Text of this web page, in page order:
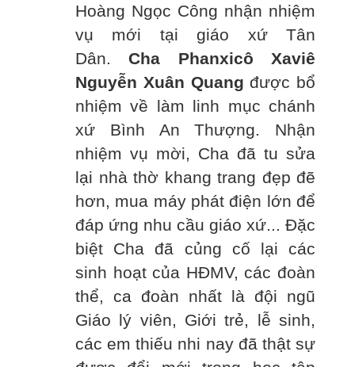
Hoàng Ngọc Công nhận nhiệm
vụ mới tại giáo xứ Tân
Dân. Cha Phanxicô Xaviê
Nguyễn Xuân Quang được bổ
nhiệm về làm linh mục chánh
xứ Bình An Thượng. Nhận
nhiệm vụ mời, Cha đã tu sửa
lại nhà thờ khang trang đẹp đẽ
hơn, mua máy phát điện lớn để
đáp ứng nhu cầu giáo xứ... Đặc
biệt Cha đã củng cố lại các
sinh hoạt của HĐMV, các đoàn
thể, ca đoàn nhất là đội ngũ
Giáo lý viên, Giới trẻ, lễ sinh,
các em thiếu nhi nay đã thật sự